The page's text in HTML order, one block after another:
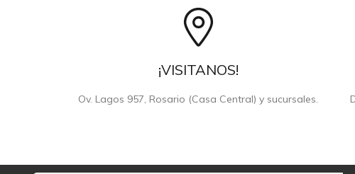
¡VISITANOS!
Ov. Lagos 957, Rosario (Casa Central) y sucursales.